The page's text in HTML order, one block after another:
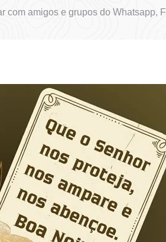
com amigos e grupos do Whatsapp,